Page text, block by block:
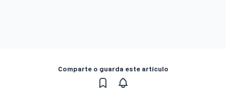
Comparte o guarda este artículo